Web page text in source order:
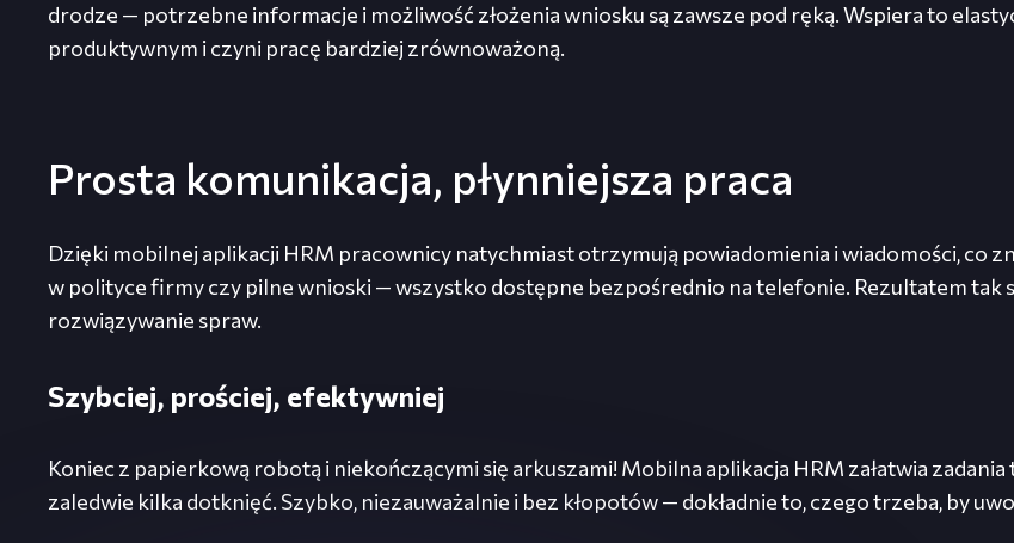
drodze — potrzebne informacje i możliwość złożenia wniosku są zawsze pod ręką. Wspiera to
produktywnym i czyni pracę bardziej zrównoważoną.
Prosta komunikacja, płynniejsza praca
Dzięki mobilnej aplikacji HRM pracownicy natychmiast otrzymują powiadomienia i wiadomości, co
w polityce firmy czy pilne wnioski — wszystko dostępne bezpośrednio na telefonie. Rezultatem tak
rozwiązywanie spraw.
Szybciej, prościej, efektywniej
Koniec z papierkową robotą i niekończącymi się arkuszami! Mobilna aplikacja HRM załatwia
zaledwie kilka dotknięć. Szybko, niezauważalnie i bez kłopotów — dokładnie to, czego trzeba, by